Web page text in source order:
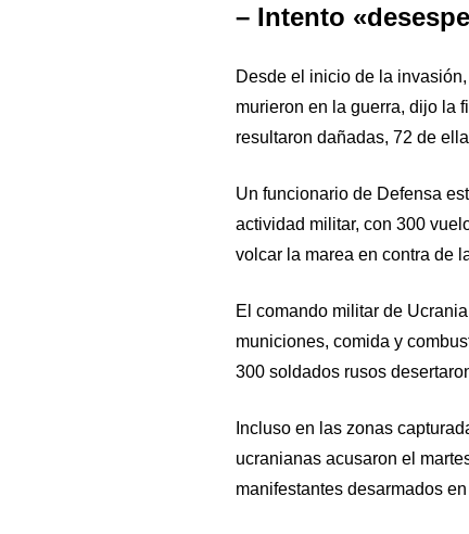
– Intento
Desde el inicio de la
murieron en la guerra, dijo la
resultaron dañadas, 72 de
Un funcionario de Defensa
actividad militar, con 300
volcar la marea en contra de
El comando militar de
municiones, comida y
300 soldados rusos
Incluso en las zonas
ucranianas acusaron el
manifestantes desarmados